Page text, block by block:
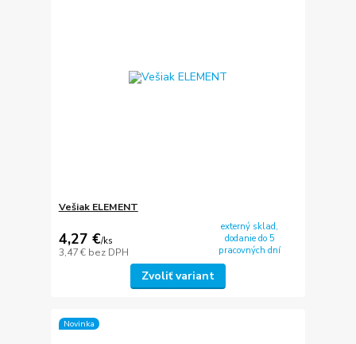
Vešiak ELEMENT
4,27 €/ks
3,47 € bez DPH
externý sklad,
dodanie do 5
pracovných dní
Zvoliť variant
Novinka